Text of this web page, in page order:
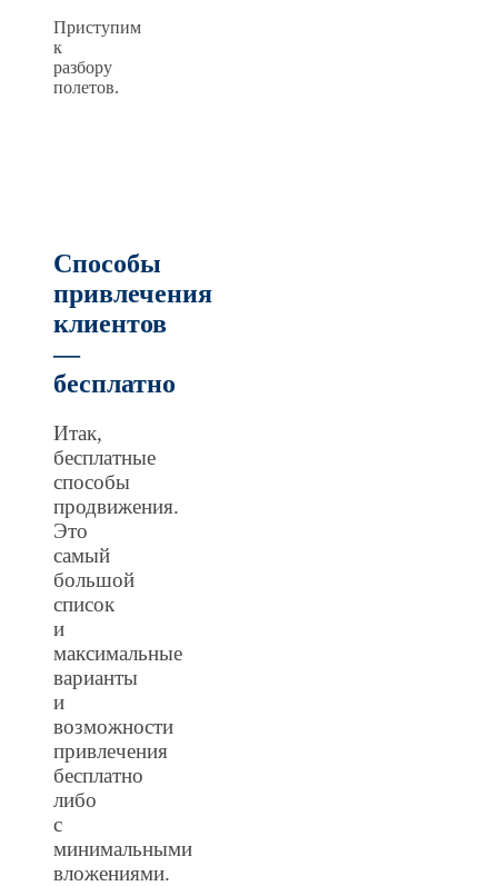
Приступим
к
разбору
полетов.
Способы
привлечения
клиентов
—
бесплатно
Итак,
бесплатные
способы
продвижения.
Это
самый
большой
список
и
максимальные
варианты
и
возможности
привлечения
бесплатно
либо
с
минимальными
вложениями.